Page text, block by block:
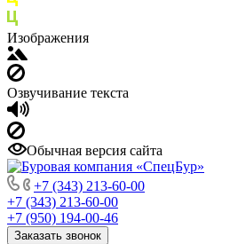
Изображения
Озвучивание текста
Обычная версия сайта
+7 (343) 213-60-00
+7 (343) 213-60-00
+7 (950) 194-00-46
Заказать звонок